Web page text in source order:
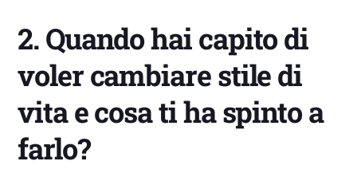
2.Quando hai capito di
voler cambiare stile di
vita e cosa ti ha spinto a
farlo?